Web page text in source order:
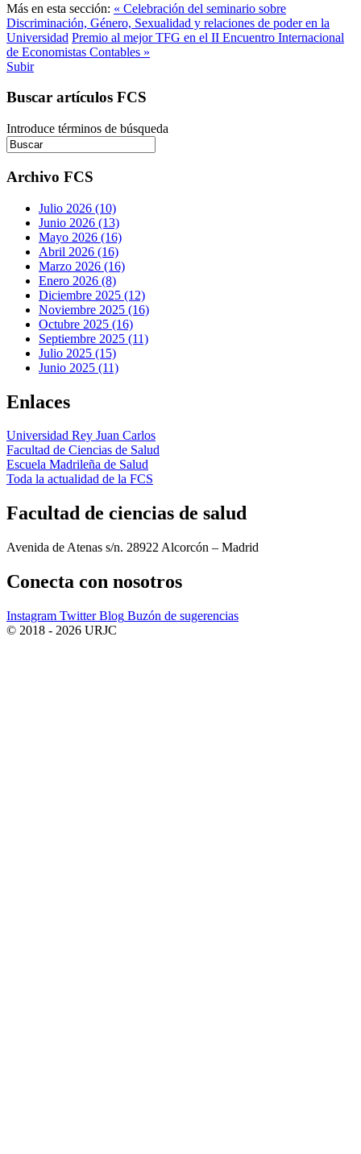
Más en esta sección: « Celebración del seminario sobre
Discriminación, Género, Sexualidad y relaciones de poder en la
Universidad Premio al mejor TFG en el II Encuentro Internacional
de Economistas Contables »
Subir
Buscar artículos FCS
Introduce términos de búsqueda
Archivo FCS
Julio 2026 (10)
Junio 2026 (13)
Mayo 2026 (16)
Abril 2026 (16)
Marzo 2026 (16)
Enero 2026 (8)
Diciembre 2025 (12)
Noviembre 2025 (16)
Octubre 2025 (16)
Septiembre 2025 (11)
Julio 2025 (15)
Junio 2025 (11)
Enlaces
Universidad Rey Juan Carlos
Facultad de Ciencias de Salud
Escuela Madrileña de Salud
Toda la actualidad de la FCS
Facultad de ciencias de salud
Avenida de Atenas s/n. 28922 Alcorcón – Madrid
Conecta con nosotros
Instagram Twitter Blog Buzón de sugerencias
© 2018 - 2026 URJC